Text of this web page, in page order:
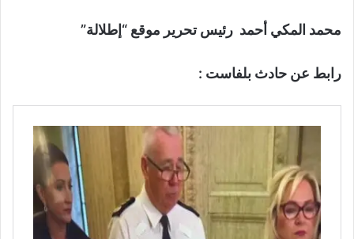
محمد المكي أحمد رئيس تحرير موقع “إطلالة”
رابط عن حادث بلفاست :